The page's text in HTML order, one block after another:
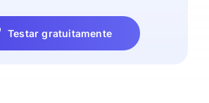
Testar gratuitamente